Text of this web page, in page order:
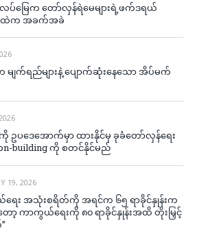
ပ်မြေက တော်လှန်ရဲမေများရဲ့ဖက်ဒရယ်
က အခက်အခဲ
ျက်ရည်များနဲ့ ပျောက်ဆုံးနေသော အိပ်မက်
ဥပဒေအောက်မှာ ထားနိုင်မှ ခုခံတော်လှန်ရေး
building ကို စတင်နိုင်မည်
19, 2026
ေး အသုံးစရိတ်ကို အရင်က ၆၅ ရာခိုင်နှုန်းက
ော့ ကာကွယ်ရေးကို ၈၀ ရာခိုင်နှုန်းအထိ တိုးမြှင့်